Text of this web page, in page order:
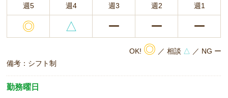
週5 週4 週3 週2 週1
◎ △ ー ー ー
OK! ◎ ／ 相談 △ ／ NG ー
備考：シフト制
勤務曜日